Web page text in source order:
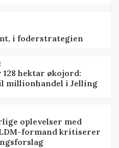
i foderstrategien
128 hektar økojord:
millionhandel i Jelling
oplevelser med
formand kritiserer